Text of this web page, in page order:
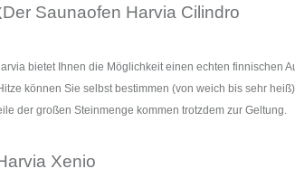
Der Saunaofen Harvia Cilindro
bietet Ihnen die Möglichkeit einen echten finnischen
können Sie selbst bestimmen (von weich bis sehr
der großen Steinmenge kommen trotzdem zur Geltung.
Xenio